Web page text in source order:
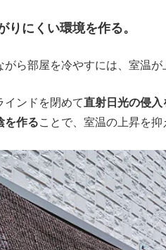
りにくい環境を作る。
がら部屋を冷やすには、室温
インドを閉めて直射日光の侵入
を作ることで、室温の上昇を抑